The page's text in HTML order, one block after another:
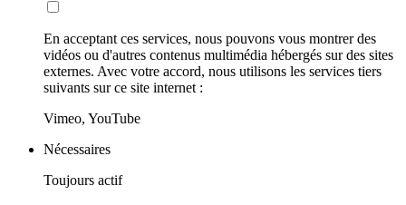
En acceptant ces services, nous pouvons vous montrer des
vidéos ou d'autres contenus multimédia hébergés sur des sites
externes. Avec votre accord, nous utilisons les services tiers
suivants sur ce site internet :
Vimeo, YouTube
Nécessaires
Toujours actif